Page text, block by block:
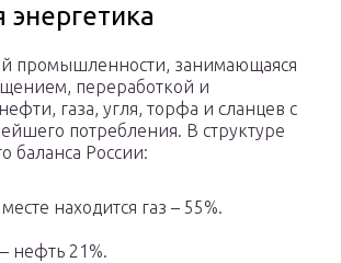
энергетика
промышленности, занимающаяся
переработкой и
газа, угля, торфа и сланцев с
потребления. В структуре
баланса России:
находится газ – 55%.
нефть 21%.